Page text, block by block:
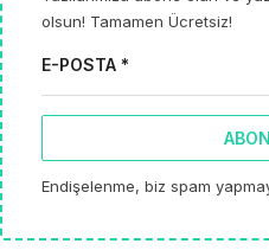
olsun! Tamamen Ücretsiz!
E-POSTA *
Endişelenme, biz spam